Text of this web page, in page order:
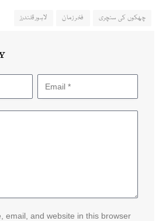
چھکوں کی سنچری فخر زمان لاہورقلندرز
email, and website in this browser